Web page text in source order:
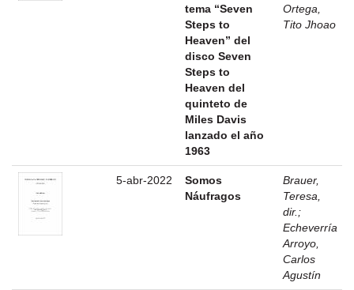
tema “Seven
Steps to
Heaven” del
disco Seven
Steps to
Heaven del
quinteto de
Miles Davis
lanzado el año
1963
Ortega,
Tito Jhoao
5-abr-2022
Somos
Náufragos
Brauer,
Teresa,
dir. ;
Echeverría
Arroyo,
Carlos
Agustín